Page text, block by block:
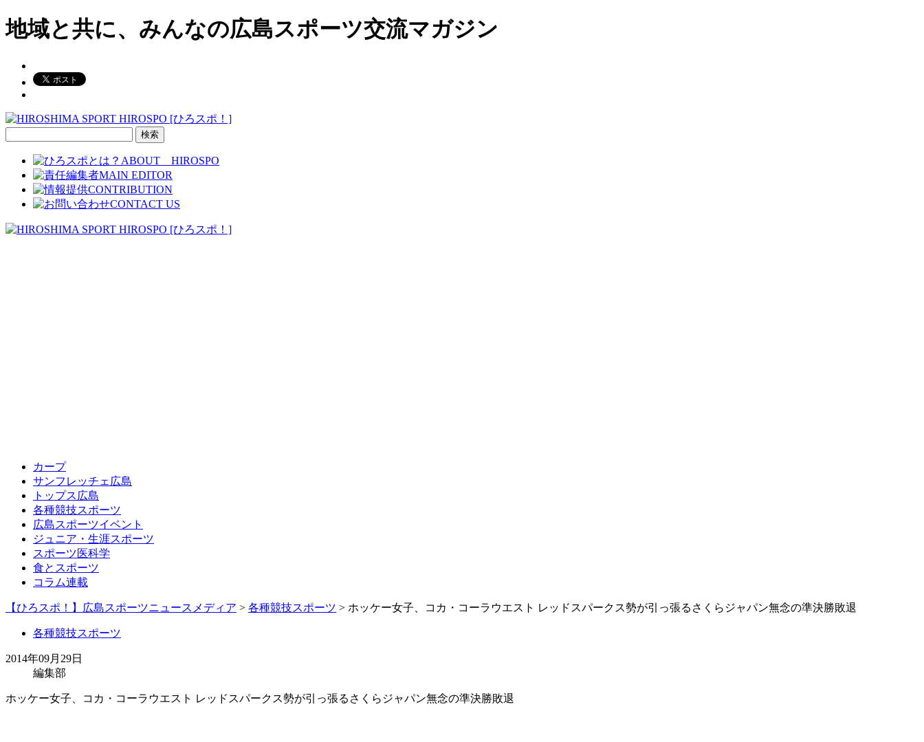
地域と共に、みんなの広島スポーツ交流マガジン
カープ
サンフレッチェ広島
トップス広島
各種競技スポーツ
広島スポーツイベント
ジュニア・生涯スポーツ
スポーツ医科学
食とスポーツ
コラム連載
【ひろスポ！】広島スポーツニュースメディア > 各種競技スポーツ > ホッケー女子、コカ・コーラウエスト レッドスパークス勢が引っ張るさくらジャパン無念の準決勝敗退
各種競技スポーツ
2014年09月29日
編集部
ホッケー女子、コカ・コーラウエスト レッドスパークス勢が引っ張るさくらジャパン無念の準決勝敗退